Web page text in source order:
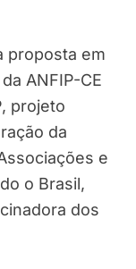
proposta em
ANFIP-CE
projeto
da
e
o Brasil,
dos